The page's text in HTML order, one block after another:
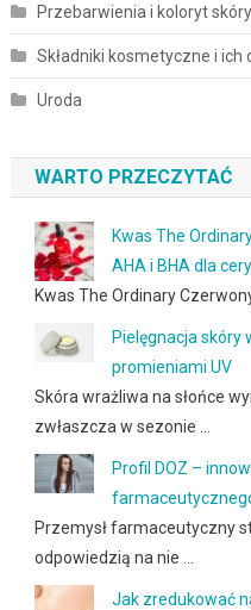
Przebarwienia i koloryt skóry
Składniki kosmetyczne i ich
Uroda
WARTO PRZECZYTAĆ
Kwas The
AHA i BHA dla cery
Kwas The Ordinary
Pielęgnacja skóry
promieniami UV
Skóra wrażliwa na słońce
zwłaszcza w sezonie …
Profil DOZ –
Przemysł farmaceutyczny
odpowiedzią na nie …
Jak zredukować